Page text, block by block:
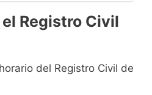
Registro Civil
del Registro Civil de